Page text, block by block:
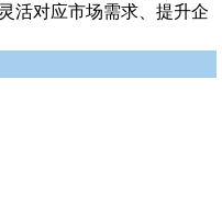
活对应市场需求、提升企